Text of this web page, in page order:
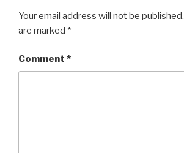
Your email address will not be published.
are marked *
Comment *